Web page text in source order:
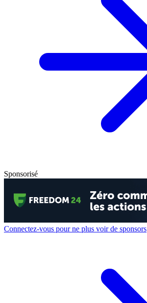
Sponsorisé
Connectez-vous pour ne plus voir de sponsors